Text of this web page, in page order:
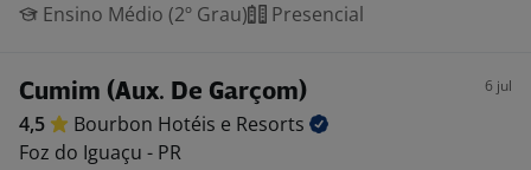
Ensino Médio (2º Grau)
Presencial
Cumim (Aux. De Garçom) 6 jul
4,5 Bourbon Hotéis e Resorts
Foz do Iguaçu - PR